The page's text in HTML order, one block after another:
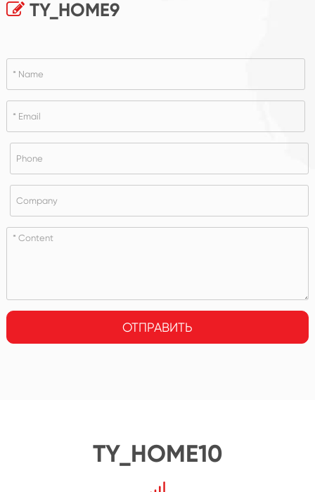
TY_HOME9
ОТПРАВИТЬ
TY_HOME10